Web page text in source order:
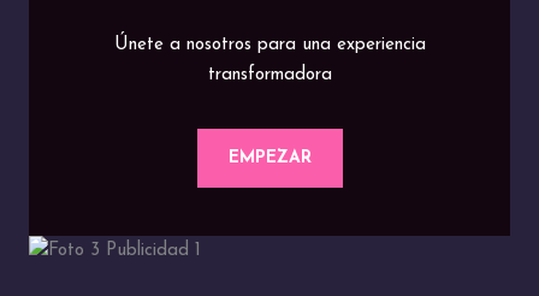
Únete a nosotros para una experiencia
transformadora
EMPEZAR